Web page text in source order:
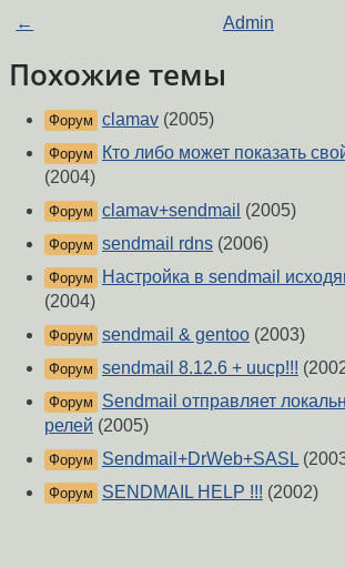
← Admin
Похожие темы
Форум clamav (2005)
Форум
Кто либо может показать
(2004)
Форум clamav+sendmail (2005)
Форум sendmail rdns (2006)
Форум
Hастройка в sendmail
(2004)
Форум sendmail & gentoo (2003)
Форум sendmail 8.12.6 + uucp!!!
Форум
Sendmail отправляет
релей (2005)
Форум Sendmail+DrWeb+SASL
Форум SENDMAIL HELP !!! (2002)